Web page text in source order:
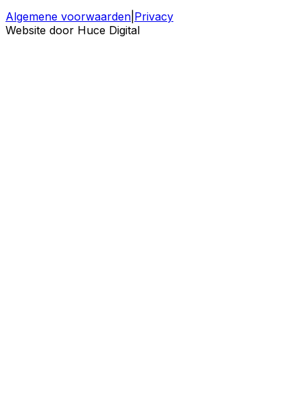
Algemene voorwaarden Privacy
Website door Huce Digital